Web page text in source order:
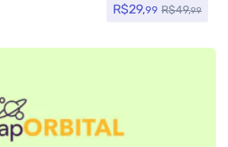
R$29,99 R$49,99